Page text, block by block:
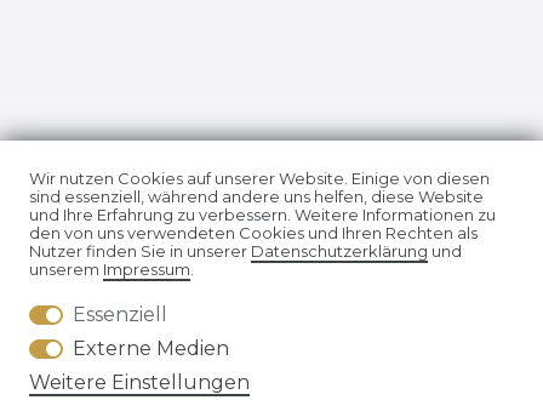
Impressum Daten­schutz­erklärung
AGB
Wir nutzen Cookies auf unserer Website. Einige von diesen
sind essenziell, während andere uns helfen, diese Website
und Ihre Erfahrung zu verbessern. Weitere Informationen zu
den von uns verwendeten Cookies und Ihren Rechten als
Nutzer finden Sie in unserer Daten­schutz­erklärung und
unserem Impressum.
Essenziell
Externe Medien
Weitere Einstellungen